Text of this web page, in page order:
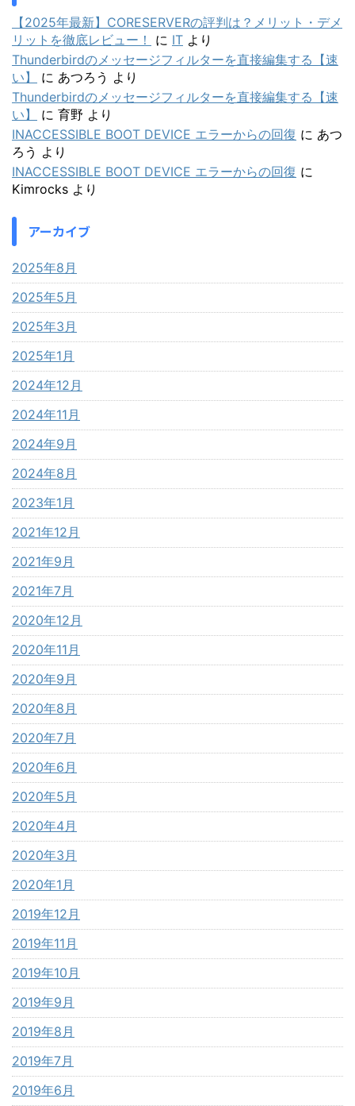
【2025年最新】CORESERVERの評判は？メリット・デメ
リットを徹底レビュー！
に IT より
Thunderbirdのメッセージフィルターを直接編集する【速
い】
に あつろう より
Thunderbirdのメッセージフィルターを直接編集する【速
い】
に 育野 より
INACCESSIBLE BOOT DEVICE エラーからの回復 に あつ
ろう より
INACCESSIBLE BOOT DEVICE エラーからの回復 に
Kimrocks より
アーカイブ
2025年8月
2025年5月
2025年3月
2025年1月
2024年12月
2024年11月
2024年9月
2024年8月
2023年1月
2021年12月
2021年9月
2021年7月
2020年12月
2020年11月
2020年9月
2020年8月
2020年7月
2020年6月
2020年5月
2020年4月
2020年3月
2020年1月
2019年12月
2019年11月
2019年10月
2019年9月
2019年8月
2019年7月
2019年6月